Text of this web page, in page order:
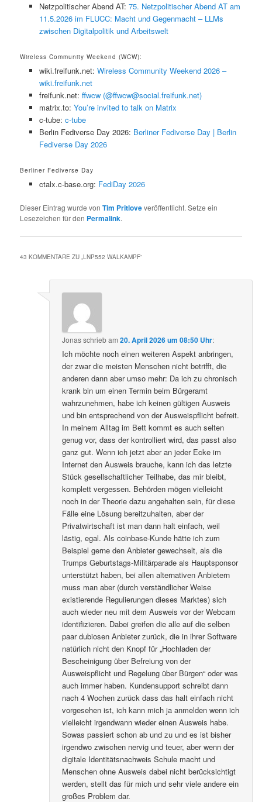
Netzpolitischer Abend AT: 75. Netzpolitischer Abend AT am
11.5.2026 im FLUCC: Macht und Gegenmacht – LLMs
zwischen Digitalpolitik und Arbeitswelt
Wireless Community Weekend (WCW):
wiki.freifunk.net: Wireless Community Weekend 2026 –
wiki.freifunk.net
freifunk.net: ffwcw (@ffwcw@social.freifunk.net)
matrix.to: You’re invited to talk on Matrix
c-tube: c-tube
Berlin Fediverse Day 2026: Berliner Fediverse Day | Berlin
Fediverse Day 2026
Berliner Fediverse Day
ctalx.c-base.org: FediDay 2026
Dieser Eintrag wurde vonTim Pritloveveröffentlicht. Setze ein
Lesezeichen für den Permalink.
43 KOMMENTARE ZU „LNP552 WALKAMPF“
Jonasschriebam20. April 2026 um 08:50 Uhr:
Ich möchte noch einen weiteren Aspekt anbringen,
der zwar die meisten Menschen nicht betrifft, die
anderen dann aber umso mehr: Da ich zu chronisch
krank bin um einen Termin beim Bürgeramt
wahrzunehmen, habe ich keinen gültigen Ausweis
und bin entsprechend von der Ausweispflicht befreit.
In meinem Alltag im Bett kommt es auch selten
genug vor, dass der kontrolliert wird, das passt also
ganz gut. Wenn ich jetzt aber an jeder Ecke im
Internet den Ausweis brauche, kann ich das letzte
Stück gesellschaftlicher Teilhabe, das mir bleibt,
komplett vergessen. Behörden mögen vielleicht
noch in der Theorie dazu angehalten sein, für diese
Fälle eine Lösung bereitzuhalten, aber der
Privatwirtschaft ist man dann halt einfach, weil
lästig, egal. Als coinbase-Kunde hätte ich zum
Beispiel gerne den Anbieter gewechselt, als die
Trumps Geburtstags-Militärparade als Hauptsponsor
unterstützt haben, bei allen alternativen Anbietern
muss man aber (durch verständlicher Weise
existierende Regulierungen dieses Marktes) sich
auch wieder neu mit dem Ausweis vor der Webcam
identifizieren. Dabei greifen die alle auf die selben
paar dubiosen Anbieter zurück, die in ihrer Software
natürlich nicht den Knopf für „Hochladen der
Bescheinigung über Befreiung von der
Ausweispflicht und Regelung über Bürgen“ oder was
auch immer haben. Kundensupport schreibt dann
nach 4 Wochen zurück dass das halt einfach nicht
vorgesehen ist, ich kann mich ja anmelden wenn ich
vielleicht irgendwann wieder einen Ausweis habe.
Sowas passiert schon ab und zu und es ist bisher
irgendwo zwischen nervig und teuer, aber wenn der
digitale Identitätsnachweis Schule macht und
Menschen ohne Ausweis dabei nicht berücksichtigt
werden, stellt das für mich und sehr viele andere ein
großes Problem dar.